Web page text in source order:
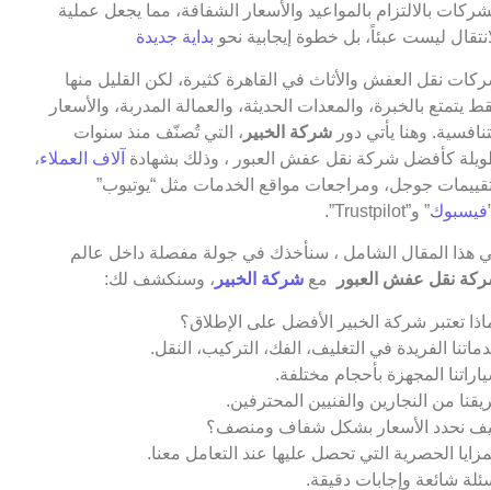
بالالتزام بالمواعيد والأسعار الشفافة، مما يجعل عملية
ليست عبئاً، بل خطوة إيجابية نحو بداية جديدة
نقل العفش والأثاث في القاهرة كثيرة، لكن القليل منها
يتمتع بالخبرة، والمعدات الحديثة، والعمالة المدربة، والأسعار
وهنا يأتي دور شركة الخبير ، التي تُصنّف منذ سنوات
كأفضل شركة نقل عفش العبور ، وذلك بشهادة آلاف العملاء،
جوجل، ومراجعات مواقع الخدمات مثل “يوتيوب”
فيسبوك” و”Trustpilot”.
هذا المقال الشامل ، سنأخذك في جولة مفصلة داخل عالم
نقل عفش العبور
مع شركة الخبير ، وسنكشف لك:
تعتبر شركة الخبير الأفضل على الإطلاق؟
الفريدة في التغليف، الفك، التركيب، النقل.
المجهزة بأحجام مختلفة.
من النجارين والفنيين المحترفين.
نحدد الأسعار بشكل شفاف ومنصف؟
الحصرية التي تحصل عليها عند التعامل معنا.
شائعة وإجابات دقيقة.